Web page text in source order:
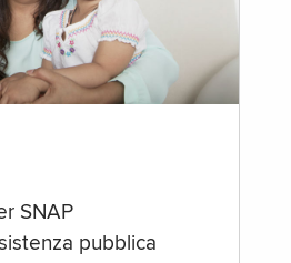
SNAP
pubblica